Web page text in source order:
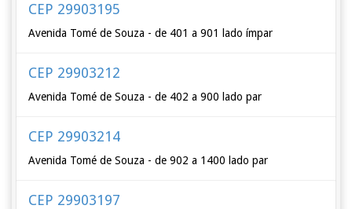
CEP 29903195
Avenida Tomé de Souza - de 401 a 901 lado ímpar
CEP 29903212
Avenida Tomé de Souza - de 402 a 900 lado par
CEP 29903214
Avenida Tomé de Souza - de 902 a 1400 lado par
CEP 29903197